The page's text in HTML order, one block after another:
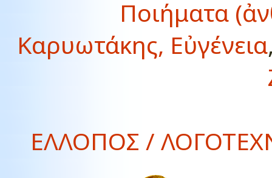
Ποιήματα
Καρυωτάκης, Εὐγένεια
ΕΛΛΟΠΟΣ /